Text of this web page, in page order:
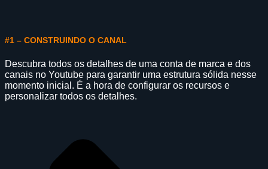
#1 – CONSTRUINDO O CANAL
Descubra todos os detalhes de uma conta de marca e dos
canais no Youtube para garantir uma estrutura sólida nesse
momento inicial. É a hora de configurar os recursos e
personalizar todos os detalhes.